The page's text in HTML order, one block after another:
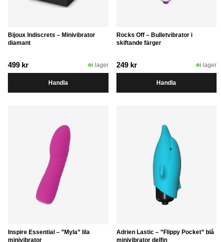
Bijoux Indiscrets – Minivibrator
diamant
499 kr i lager
Handla
Rocks Off – Bulletvibrator i
skiftande färger
249 kr i lager
Handla
Inspire Essential – ”Myla” lila
minivibrator
Adrien Lastic – ”Flippy Pocket” blå
minivibrator delfin